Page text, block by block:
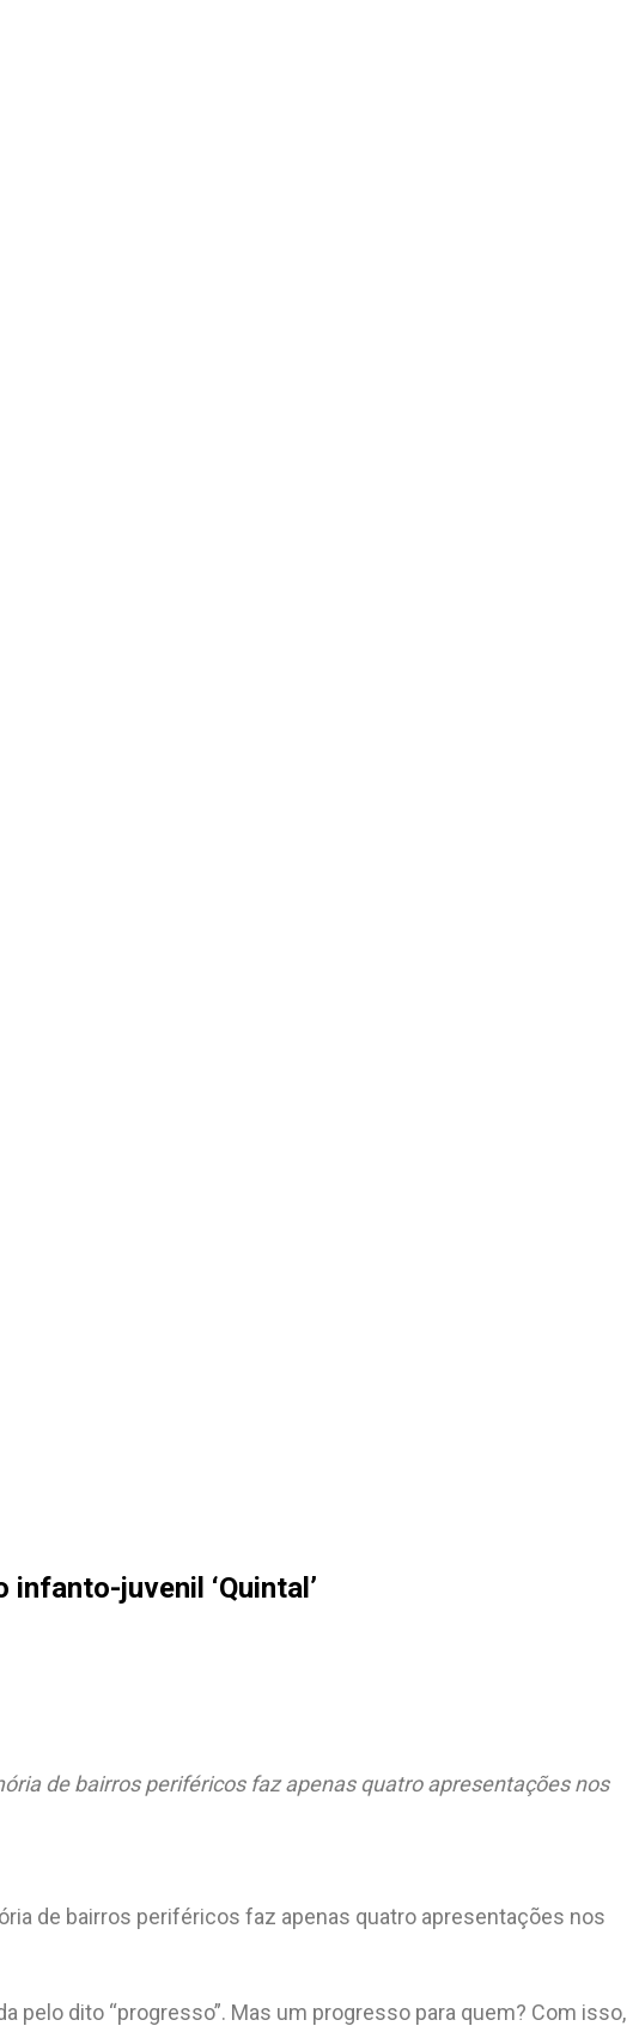
juvenil ‘Quintal’
de bairros periféricos faz apenas quatro apresentações nos
de bairros periféricos faz apenas quatro apresentações nos
pelo dito “progresso”. Mas um progresso para quem? Com isso,